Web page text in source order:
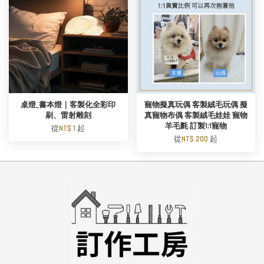
桌燈_書本燈｜客製化全彩印
刷、雷射雕刻
從NT$ 1起
寵物擬真玩偶 客製絨毛玩偶 擬
真寵物布偶 客製絨毛娃娃 寵物
羊毛氈 訂製1:1寵物
從NT$ 200起